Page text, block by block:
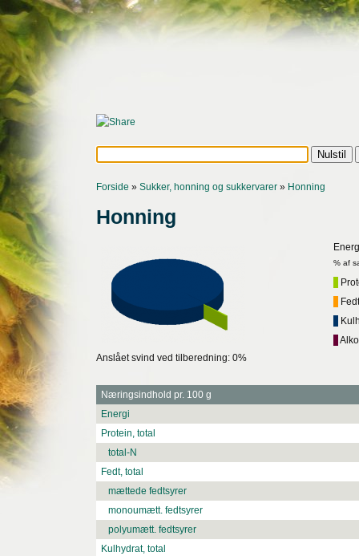
Forside » Sukker, honning og sukkervarer » Honning
Honning
% af
Anslået svind ved tilberedning: 0%
Næringsindhold pr. 100 g
Energi
Protein, total
total-N
Fedt, total
mættede fedtsyrer
monoumætt. fedtsyrer
polyumætt. fedtsyrer
Kulhydrat, total